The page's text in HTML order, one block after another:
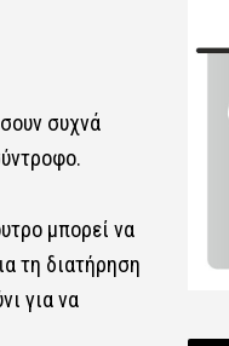
συχνά
μπορεί να
τη διατήρηση
για να